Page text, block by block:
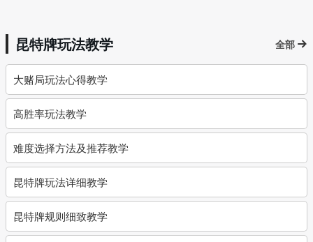
昆特牌玩法教学 全部
大赌局玩法心得教学
高胜率玩法教学
难度选择方法及推荐教学
昆特牌玩法详细教学
昆特牌规则细致教学